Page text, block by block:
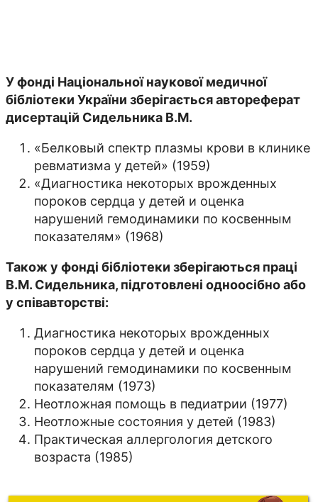
У фонді Національної наукової медичної
бібліотеки України зберігається автореферат
дисертацій Сидельника В.М.
«Белковый спектр плазмы крови в клинике
ревматизма у детей» (1959)
«Диагностика некоторых врожденных
пороков сердца у детей и оценка
нарушений гемодинамики по косвенным
показателям» (1968)
Також у фонді бібліотеки зберігаються праці
В.М. Сидельника, підготовлені одноосібно або
у співавторстві:
Диагностика некоторых врожденных
пороков сердца у детей и оценка
нарушений гемодинамики по косвенным
показателям (1973)
Неотложная помощь в педиатрии (1977)
Неотложные состояния у детей (1983)
Практическая аллергология детского
возраста (1985)